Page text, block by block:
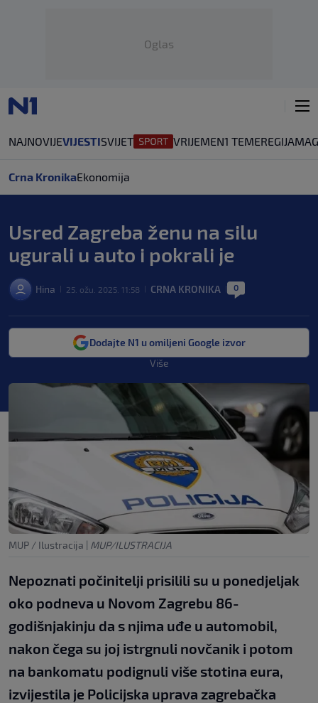
Oglas
NAJNOVIJEVIJESTISVIJET VRIJEMEN1 TEMEREGIJA
Crna KronikaEkonomija
Usred Zagreba ženu na silu
ugurali u auto i pokrali je
Hina 25. ožu. 2025. 11:58 CRNA KRONIKA 0
Dodajte N1 u omiljeni Google izvor
Više
MUP / Ilustracija | MUP/ILUSTRACIJA
Nepoznati počinitelji prisilili su u ponedjeljak
oko podneva u Novom Zagrebu 86-
godišnjakinju da s njima uđe u automobil,
nakon čega su joj istrgnuli novčanik i potom
na bankomatu podignuli više stotina eura,
izvijestila je Policijska uprava zagrebačka